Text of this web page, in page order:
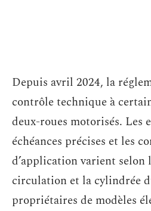
Depuis avril 2024, la
contrôle technique à
deux-roues motorisés. Les
échéances précises et les
d’application varient selon
circulation et la cylindrée
propriétaires de modèles